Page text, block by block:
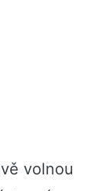
volnou